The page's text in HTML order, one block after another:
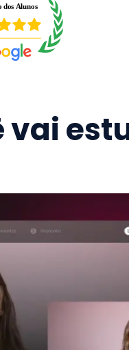
vai